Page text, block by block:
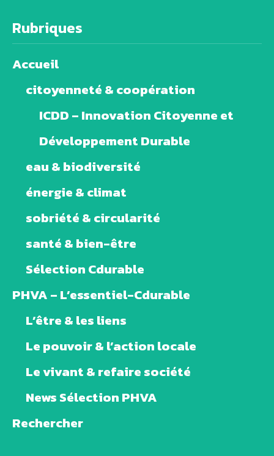
Rubriques
Accueil
citoyenneté & coopération
ICDD – Innovation Citoyenne et
Développement Durable
eau & biodiversité
énergie & climat
sobriété & circularité
santé & bien-être
Sélection Cdurable
PHVA – L’essentiel-Cdurable
L’être & les liens
Le pouvoir & l’action locale
Le vivant & refaire société
News Sélection PHVA
Rechercher